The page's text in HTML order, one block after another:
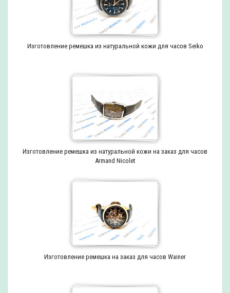
Изготовление ремешка из натуральной кожи для часов Seiko
Изготовление ремешка из натуральной кожи на заказ для часов
Armand Nicolet
Изготовление ремешка на заказ для часов Wainer